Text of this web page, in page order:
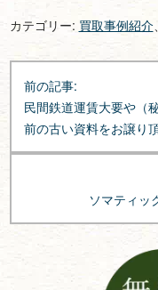
カテゴリー: 買取事例紹介、
投
稿
ナ
ビ
シ
前の記事:
民間鉄道運賃大要や（
前の古い資料をお譲り
ソマティッ